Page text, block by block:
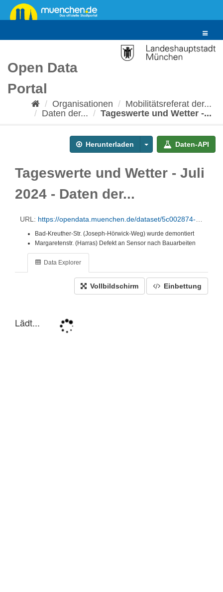
Überspringen
zum
Toggle
Open Data
Portal
Organisationen
Mobilitätsreferat der...
Daten der...
Tageswerte und Wetter -...
Herunterladen Daten-API
Tageswerte und Wetter - Juli
2024 - Daten der...
URL: https://opendata.muenchen.de/dataset/5c002874-3b9f-498e-a4a0-fbf7905fa0c1/resource/2d14b209-cd9b-42fa-a42c-dfbcfed64f06/download/rad_2024_07_tage_korr.csv
Bad-Kreuther-Str. (Joseph-Hörwick-Weg) wurde demontiert
Margaretenstr. (Harras) Defekt an Sensor nach Bauarbeiten
Data Explorer
Vollbildschirm Einbettung